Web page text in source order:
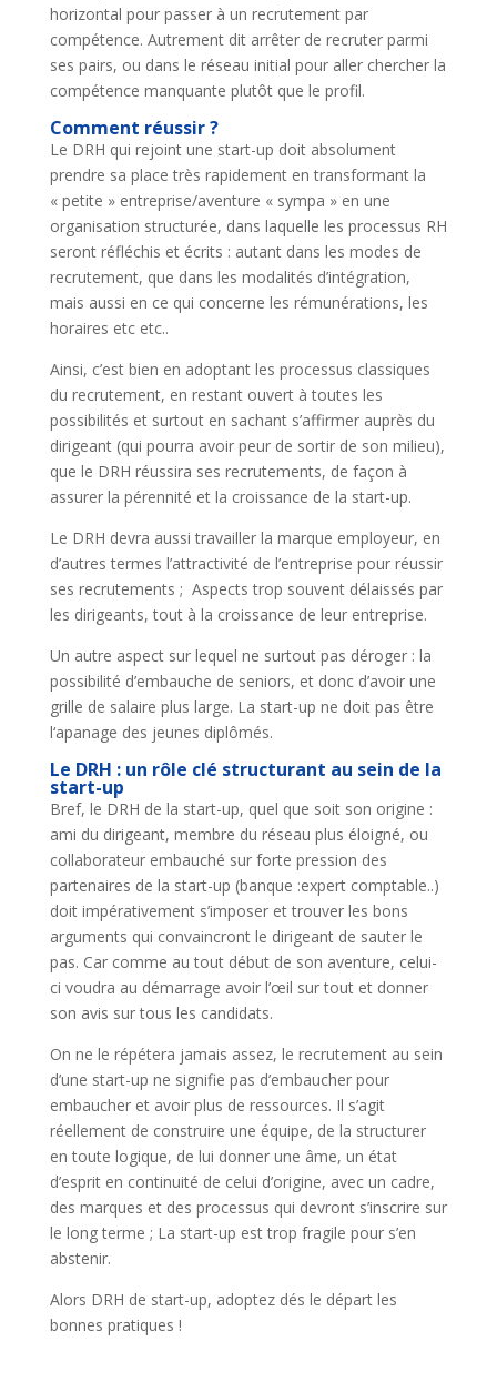
horizontal pour passer à un recrutement par
compétence. Autrement dit arrêter de recruter parmi
ses pairs, ou dans le réseau initial pour aller chercher la
compétence manquante plutôt que le profil.
Comment réussir ?
Le DRH qui rejoint une start-up doit absolument
prendre sa place très rapidement en transformant la
« petite » entreprise/aventure « sympa » en une
organisation structurée, dans laquelle les processus RH
seront réfléchis et écrits : autant dans les modes de
recrutement, que dans les modalités d’intégration,
mais aussi en ce qui concerne les rémunérations, les
horaires etc etc..
Ainsi, c’est bien en adoptant les processus classiques
du recrutement, en restant ouvert à toutes les
possibilités et surtout en sachant s’affirmer auprès du
dirigeant (qui pourra avoir peur de sortir de son milieu),
que le DRH réussira ses recrutements, de façon à
assurer la pérennité et la croissance de la start-up.
Le DRH devra aussi travailler la marque employeur, en
d’autres termes l’attractivité de l’entreprise pour réussir
ses recrutements ; Aspects trop souvent délaissés par
les dirigeants, tout à la croissance de leur entreprise.
Un autre aspect sur lequel ne surtout pas déroger : la
possibilité d’embauche de seniors, et donc d’avoir une
grille de salaire plus large. La start-up ne doit pas être
l‘apanage des jeunes diplômés.
Le DRH : un rôle clé structurant au sein de la
start-up
Bref, le DRH de la start-up, quel que soit son origine :
ami du dirigeant, membre du réseau plus éloigné, ou
collaborateur embauché sur forte pression des
partenaires de la start-up (banque :expert comptable..)
doit impérativement s’imposer et trouver les bons
arguments qui convaincront le dirigeant de sauter le
pas. Car comme au tout début de son aventure, celui-
ci voudra au démarrage avoir l’œil sur tout et donner
son avis sur tous les candidats.
On ne le répétera jamais assez, le recrutement au sein
d’une start-up ne signifie pas d’embaucher pour
embaucher et avoir plus de ressources. Il s’agit
réellement de construire une équipe, de la structurer
en toute logique, de lui donner une âme, un état
d’esprit en continuité de celui d’origine, avec un cadre,
des marques et des processus qui devront s’inscrire sur
le long terme ; La start-up est trop fragile pour s’en
abstenir.
Alors DRH de start-up, adoptez dés le départ les
bonnes pratiques !